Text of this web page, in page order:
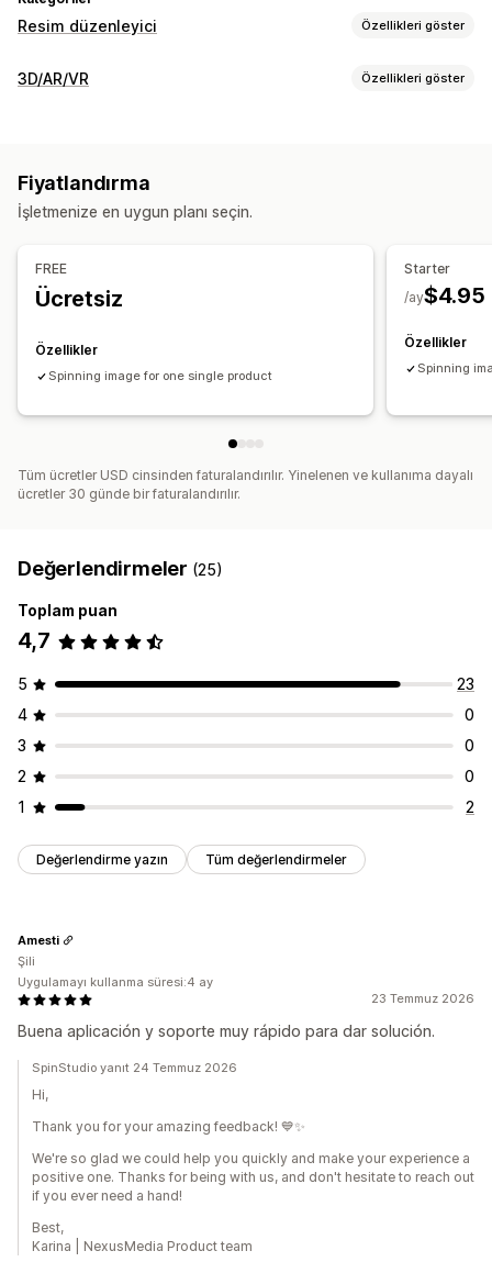
Resim düzenleyici Özellikleri göster
Görsel optimizasyonu
Dosya yükleme
3D/AR/VR Özellikleri göster
Ekli görüntüleyici
Fiyatlandırma
İşletmenize en uygun planı seçin.
FREE
Ücretsiz
Özellikler
Spinning image for one single product
Starter
$4.95
/ay
Özellikler
Spinning
Tüm ücretler USD cinsinden faturalandırılır. Yinelenen ve kullanıma dayalı
ücretler 30 günde bir faturalandırılır.
Değerlendirmeler (25)
Toplam puan
4,7
5
23
4
0
3
0
2
0
1
2
Değerlendirme yazın Tüm değerlendirmeler
23 Temmuz 2026
Buena aplicación y soporte muy rápido para dar solución.
Amesti
Şili
Uygulamayı kullanma süresi:4 ay
SpinStudio yanıt 24 Temmuz 2026
Hi,
Thank you for your amazing feedback! 💙✨
We're so glad we could help you quickly and make your experience a
positive one. Thanks for being with us, and don't hesitate to reach out
if you ever need a hand!
Best,
Karina | NexusMedia Product team